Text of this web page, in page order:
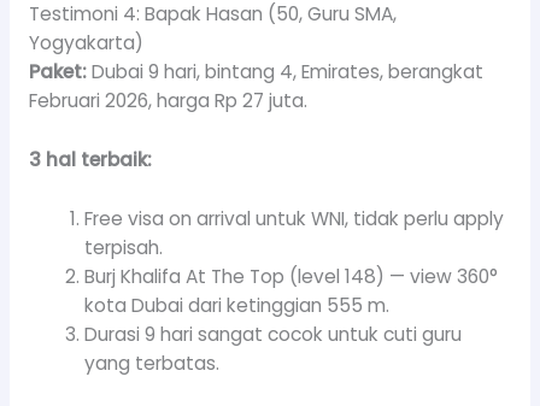
Testimoni 4: Bapak Hasan (50, Guru SMA,
Yogyakarta)
Paket:Dubai 9 hari, bintang 4, Emirates, berangkat
Februari 2026, harga Rp 27 juta.
3 hal terbaik:
Free visa on arrival untuk WNI, tidak perlu apply
terpisah.
Burj Khalifa At The Top (level 148) — view 360°
kota Dubai dari ketinggian 555 m.
Durasi 9 hari sangat cocok untuk cuti guru
yang terbatas.